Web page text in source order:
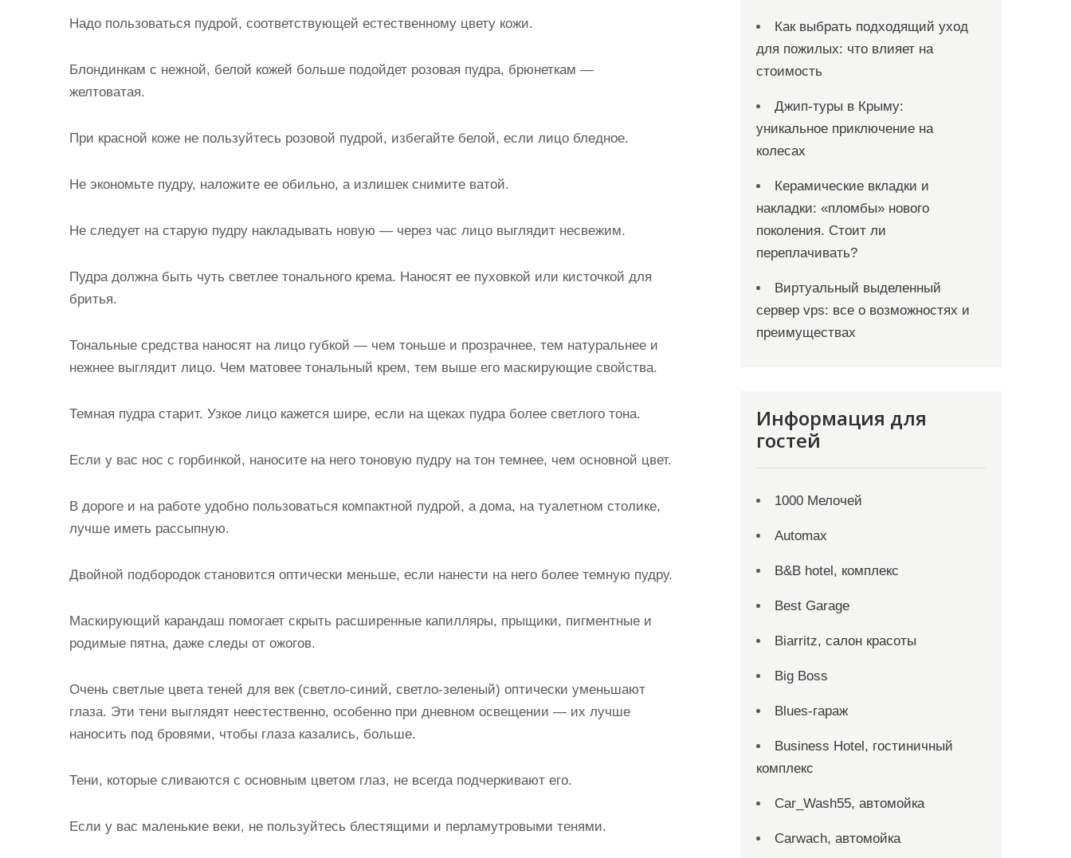
Надо пользоваться пудрой, соответствующей естественному цвету кожи.
Блондинкам с нежной, белой кожей больше подойдет розовая пудра, брюнеткам —
желтоватая.
При красной коже не пользуйтесь розовой пудрой, избегайте белой, если лицо бледное.
Не экономьте пудру, наложите ее обильно, а излишек снимите ватой.
Не следует на старую пудру накладывать новую — через час лицо выглядит несвежим.
Пудра должна быть чуть светлее тонального крема. Наносят ее пуховкой или кисточкой для
бритья.
Тональные средства наносят на лицо губкой — чем тоньше и прозрачнее, тем натуральнее и
нежнее выглядит лицо. Чем матовее тональный крем, тем выше его маскирующие свойства.
Темная пудра старит. Узкое лицо кажется шире, если на щеках пудра более светлого тона.
Если у вас нос с горбинкой, наносите на него тоновую пудру на тон темнее, чем основной цвет.
В дороге и на работе удобно пользоваться компактной пудрой, а дома, на туалетном столике,
лучше иметь рассыпную.
Двойной подбородок становится оптически меньше, если нанести на него более темную пудру.
Маскирующий карандаш помогает скрыть расширенные капилляры, прыщики, пигментные и
родимые пятна, даже следы от ожогов.
Очень светлые цвета теней для век (светло-синий, светло-зеленый) оптически уменьшают
глаза. Эти тени выглядят неестественно, особенно при дневном освещении — их лучше
наносить под бровями, чтобы глаза казались, больше.
Тени, которые сливаются с основным цветом глаз, не всегда подчеркивают его.
Если у вас маленькие веки, не пользуйтесь блестящими и перламутровыми тенями.
Как выбрать подходящий уход
для пожилых: что влияет на
стоимость
Джип-туры в Крыму:
уникальное приключение на
колесах
Керамические вкладки и
накладки: «пломбы» нового
поколения. Стоит ли
переплачивать?
Виртуальный выделенный
сервер vps: все о возможностях и
преимуществах
Информация для
гостей
1000 Мелочей
Automax
B&B hotel, комплекс
Best Garage
Biarritz, салон красоты
Big Boss
Blues-гараж
Business Hotel, гостиничный
комплекс
Car_Wash55, автомойка
Carwach, автомойка